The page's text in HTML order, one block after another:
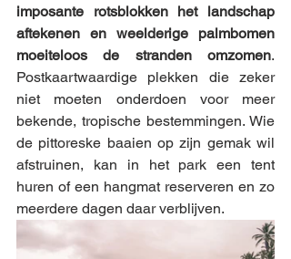
imposante rotsblokken het landschap
aftekenen en weelderige palmbomen
moeiteloos de stranden omzomen.
Postkaartwaardige plekken die zeker
niet moeten onderdoen voor meer
bekende, tropische bestemmingen. Wie
de pittoreske baaien op zijn gemak wil
afstruinen, kan in het park een tent
huren of een hangmat reserveren en zo
meerdere dagen daar verblijven.